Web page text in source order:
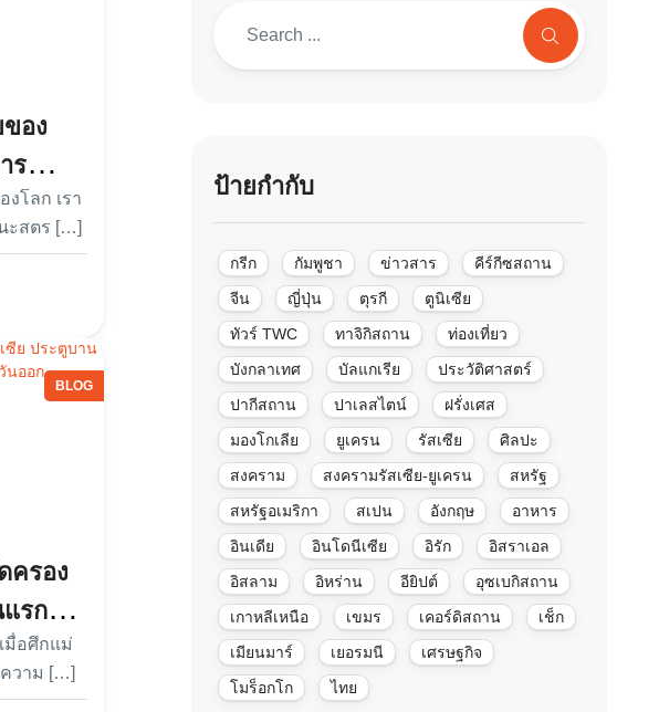
อง
ร
บอบ
โลก เรา
ะสตร […]
BLOG
ครอง
รก
รป
มื่อศึกแม่
วาม […]
ป้ายกำกับ
กรีก กัมพูชา ข่าวสาร
คีร์กีซสถาน
จีน
ญี่ปุ่น ตุรกี
ตูนิเซีย
ทัวร์ TWC
ทาจิกิสถาน
ท่องเที่ยว
บังกลาเทศ
บัลแกเรีย
ประวัติศาสตร์
ปากีสถาน
ปาเลสไตน์
ฝรั่งเศส
มองโกเลีย
ยูเครน รัสเซีย
ศิลปะ
สงคราม
สงครามรัสเซีย-ยูเครน
สหรัฐ
สหรัฐอเมริกา
สเปน อังกฤษ
อาหาร
อินเดีย
อินโดนีเซีย อิรัก
อิสราเอล
อิสลาม
อิหร่าน อียิปต์
อุซเบกิสถาน
เกาหลีเหนือ
เขมร เคอร์ดิสถาน
เช็ก
เมียนมาร์
เยอรมนี
เศรษฐกิจ
โมร็อกโก
ไทย